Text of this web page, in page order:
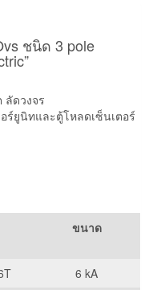
ชนิด 3 pole
ลัดวงจร
ร์ยูนิทและตู้โหลดเซ็นเตอร์
ขนาด
6 kA